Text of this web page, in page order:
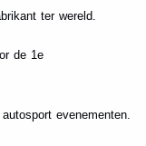
ter wereld.
de 1e
evenementen.